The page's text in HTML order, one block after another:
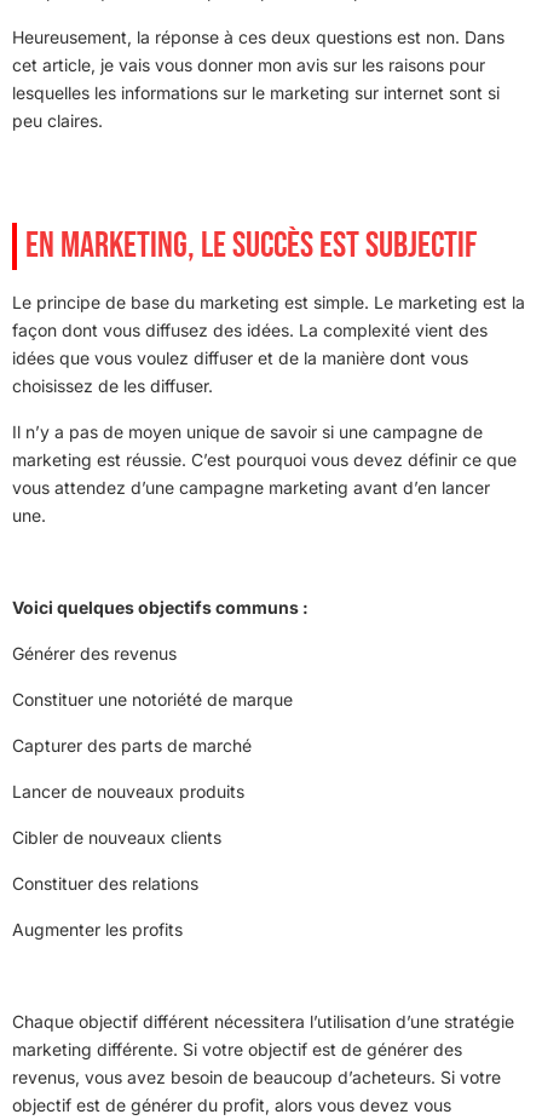
Heureusement, la réponse à ces deux questions est non. Dans
cet article, je vais vous donner mon avis sur les raisons pour
lesquelles les informations sur le marketing sur internet sont si
peu claires.
EN MARKETING, LE SUCCÈS EST SUBJECTIF
Le principe de base du marketing est simple. Le marketing est la
façon dont vous diffusez des idées. La complexité vient des
idées que vous voulez diffuser et de la manière dont vous
choisissez de les diffuser.
Il n’y a pas de moyen unique de savoir si une campagne de
marketing est réussie. C’est pourquoi vous devez définir ce que
vous attendez d’une campagne marketing avant d’en lancer
une.
Voici quelques objectifs communs :
Générer des revenus
Constituer une notoriété de marque
Capturer des parts de marché
Lancer de nouveaux produits
Cibler de nouveaux clients
Constituer des relations
Augmenter les profits
Chaque objectif différent nécessitera l’utilisation d’une stratégie
marketing différente. Si votre objectif est de générer des
revenus, vous avez besoin de beaucoup d’acheteurs. Si votre
objectif est de générer du profit, alors vous devez vous